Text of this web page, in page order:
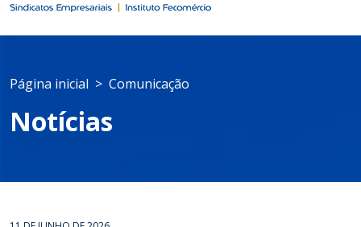
Página inicial Comunicação
Notícias